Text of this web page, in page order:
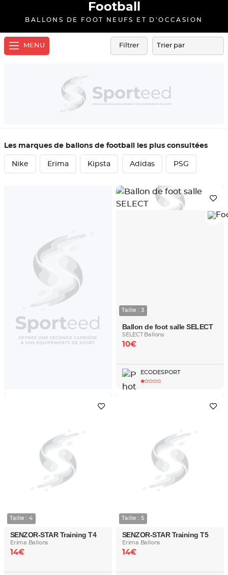
Football
BALLONS DE FOOT NEUFS ET D'OCCASION
MENU Filtrer
Les marques de ballons de football les plus consultées
Nike Erima Kipsta Adidas PSG
Taille : 3
Ballon de foot salle SELECT
SELECT Ballons
10€
ECODESPORT
Taille : 4
SENZOR-STAR Training T4
Erima Ballons
14€
Taille : 5
SENZOR-STAR Training T5
Erima Ballons
14€